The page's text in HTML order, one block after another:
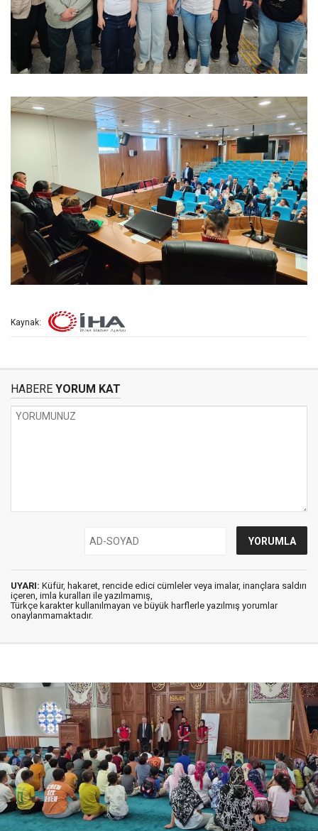
Kaynak:
HABERE YORUM KAT
UYARI: Küfür, hakaret, rencide edici cümleler veya imalar, inançlara saldırı
içeren, imla kuralları ile yazılmamış,
Türkçe karakter kullanılmayan ve büyük harflerle yazılmış yorumlar
onaylanmamaktadır.